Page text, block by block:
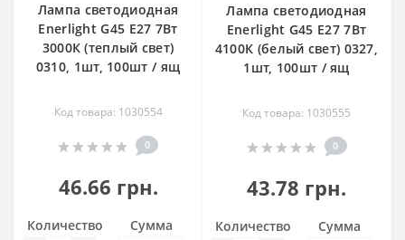
Лампа светодиодная
Enerlight G45 Е27 7Вт
3000К (теплый свет)
0310, 1шт, 100шт / ящ
Код товара: 1030554
0
46.66 грн.
Количество Сумма
Лампа светодиодная
Enerlight G45 Е27 7Вт
4100К (белый свет) 0327,
1шт, 100шт / ящ
Код товара: 1030555
0
43.78 грн.
Количество Сумма